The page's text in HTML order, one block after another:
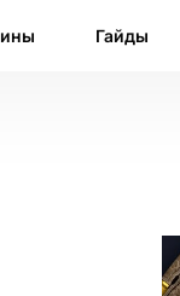
Гайды